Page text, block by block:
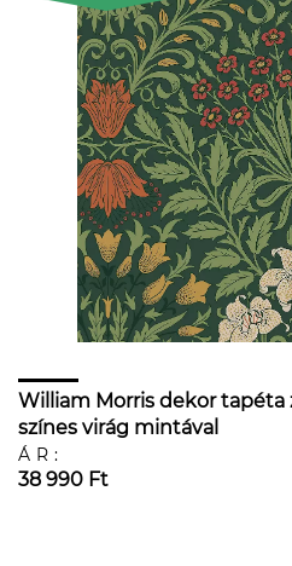
William Morris dekor tapéta
színes virág mintával
ÁR:
38 990 Ft